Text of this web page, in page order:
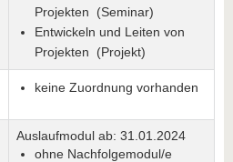
Projekten (Seminar)
Entwickeln und Leiten von
Projekten (Projekt)
keine Zuordnung vorhanden
Auslaufmodul ab: 31.01.2024
ohne Nachfolgemodul/e